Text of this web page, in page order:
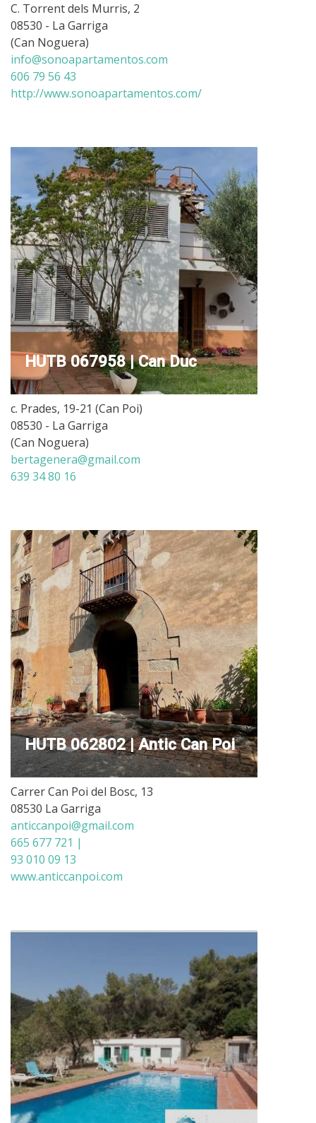
C. Torrent dels Murris, 2
08530 - La Garriga
(Can Noguera)
info@sonoapartamentos.com
606 79 56 43
http://www.sonoapartamentos.com/
HUTB 067958 | Can Duc
c. Prades, 19-21 (Can Poi)
08530 - La Garriga
(Can Noguera)
bertagenera@gmail.com
639 34 80 16
HUTB 062802 | Antic Can Poi
Carrer Can Poi del Bosc, 13
08530 La Garriga
anticcanpoi@gmail.com
665 677 721 |
93 010 09 13
www.anticcanpoi.com